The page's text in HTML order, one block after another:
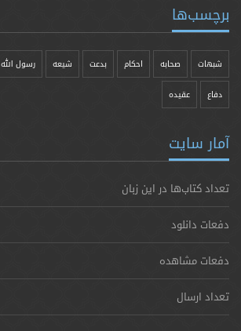
برچسب‌ها
شبهات صحابه احکام بدعت شیعه رسول الله
دفاع عقیده
آمار سایت
تعداد کتاب‌ها در این زبان
دفعات دانلود
دفعات مشاهده
تعداد ارسال